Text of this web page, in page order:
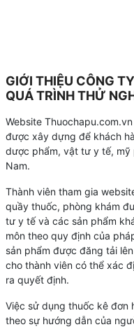
GIỚI THIỆU CÔNG
QUÁ TRÌNH THỬ
Website
được xây dựng để khách
dược phẩm, vật tư y tế, mỹ
Nam.
Thành viên tham gia
quầy thuốc, phòng khám
tư y tế và các sản phẩm
môn theo quy định của
sản phẩm được đăng tải
cho thành viên có thể xác
ra quyết định.
Việc sử dụng thuốc kê đơn
theo sự hướng dẫn của